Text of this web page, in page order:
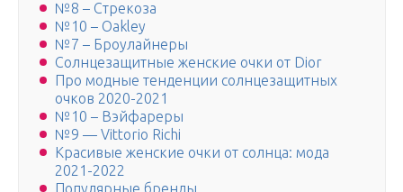
№8 – Стрекоза
№10 – Oakley
№7 – Броулайнеры
Солнцезащитные женские очки от Dior
Про модные тенденции солнцезащитных
очков 2020-2021
№10 – Вэйфареры
№9 — Vittorio Richi
Красивые женские очки от солнца: мода
2021-2022
Популярные бренды